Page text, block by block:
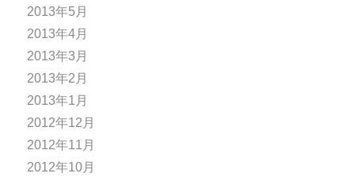
2013年5月
2013年4月
2013年3月
2013年2月
2013年1月
2012年12月
2012年11月
2012年10月